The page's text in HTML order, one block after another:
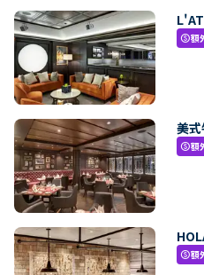
paid額
美
paid額
paid額